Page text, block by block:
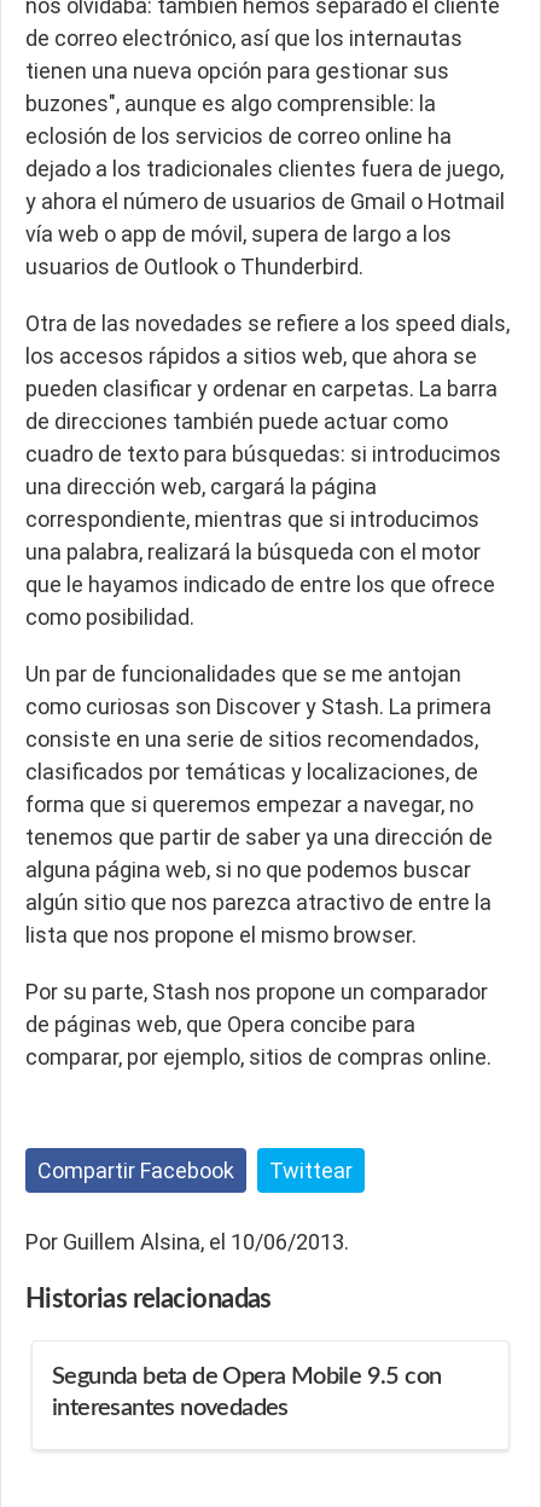
nos olvidaba: también hemos separado el cliente
de correo electrónico, así que los internautas
tienen una nueva opción para gestionar sus
buzones", aunque es algo comprensible: la
eclosión de los servicios de correo online ha
dejado a los tradicionales clientes fuera de juego,
y ahora el número de usuarios de Gmail o Hotmail
vía web o app de móvil, supera de largo a los
usuarios de Outlook o Thunderbird.
Otra de las novedades se refiere a los speed dials,
los accesos rápidos a sitios web, que ahora se
pueden clasificar y ordenar en carpetas. La barra
de direcciones también puede actuar como
cuadro de texto para búsquedas: si introducimos
una dirección web, cargará la página
correspondiente, mientras que si introducimos
una palabra, realizará la búsqueda con el motor
que le hayamos indicado de entre los que ofrece
como posibilidad.
Un par de funcionalidades que se me antojan
como curiosas son Discover y Stash. La primera
consiste en una serie de sitios recomendados,
clasificados por temáticas y localizaciones, de
forma que si queremos empezar a navegar, no
tenemos que partir de saber ya una dirección de
alguna página web, si no que podemos buscar
algún sitio que nos parezca atractivo de entre la
lista que nos propone el mismo browser.
Por su parte, Stash nos propone un comparador
de páginas web, que Opera concibe para
comparar, por ejemplo, sitios de compras online.
Compartir Facebook Twittear
Por Guillem Alsina, el 10/06/2013.
Historias relacionadas
Segunda beta de Opera Mobile 9.5 con
interesantes novedades